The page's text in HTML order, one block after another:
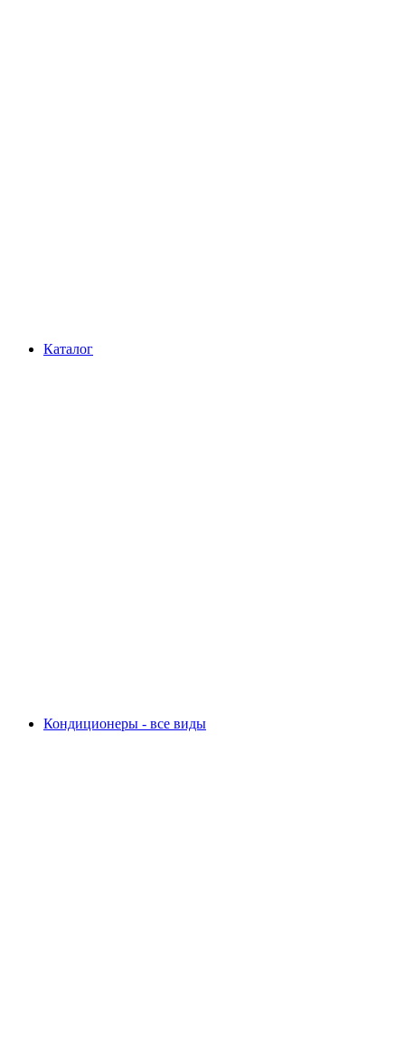
Каталог
Кондиционеры - все виды